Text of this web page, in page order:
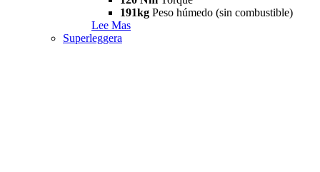
191kg Peso húmedo (sin combustible)
Lee Mas
Superleggera